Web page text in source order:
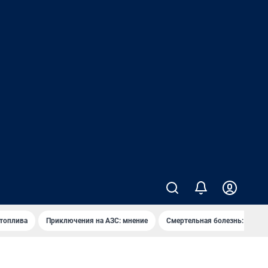
Приключения на АЗС: мнение Смертельная болезнь: